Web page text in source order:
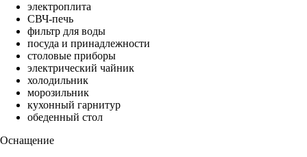
электроплита
СВЧ-печь
фильтр для воды
посуда и принадлежности
столовые приборы
электрический чайник
холодильник
морозильник
кухонный гарнитур
обеденный стол
Оснащение